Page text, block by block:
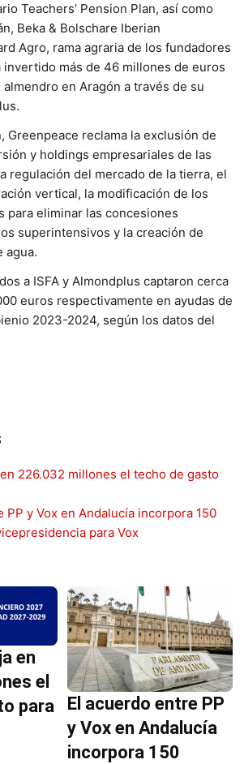
Teachers’ Pension Plan, así como
Beka & Bolschare Iberian
Agro, rama agraria de los fundadores
invertido más de 46 millones de euros
en Aragón a través de su
Greenpeace reclama la exclusión de
y holdings empresariales de las
regulación del mercado de la tierra, el
vertical, la modificación de los
para eliminar las concesiones
superintensivos y la creación de
agua.
a ISFA y Almondplus captaron cerca
euros respectivamente en ayudas de
2023-2024, según los datos del
226.032 millones el techo de gasto
PP y Vox en Andalucía incorpora 150
para Vox
en
el
para
El acuerdo entre PP
y Vox en Andalucía
incorpora 150